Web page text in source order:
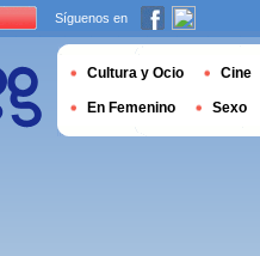
Síguenos en
Cultura y Ocio Cine
En Femenino Sexo